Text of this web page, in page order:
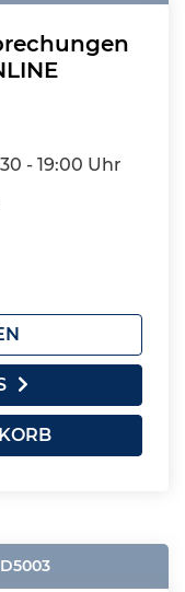
- 19:00 Uhr